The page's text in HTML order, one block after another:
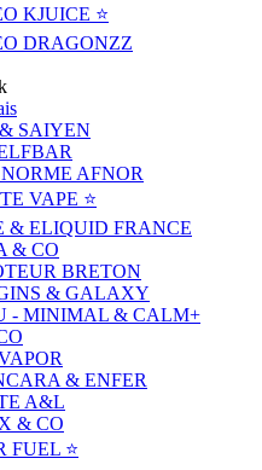
KJUICE ⭐️
DRAGONZZ
SAIYEN
AFNOR
VAPE ⭐️
& ELIQUID FRANCE
& CO
BRETON
& GALAXY
- MINIMAL & CALM+
& ENFER
A&L
& CO
FUEL ⭐️